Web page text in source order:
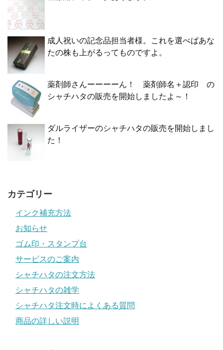
成人祝いの記念品担当者様。これを選べばあな
たの株も上がるってものですよ。
薬剤師さんーーーーん！ 薬剤師名＋認印 の
シャチハタの販売を開始しましたよ～！
ダルライザーのシャチハタの販売を開始しまし
た！
カテゴリー
インク補充方法
お知らせ
ゴム印・スタンプ台
サービスのご案内
シャチハタの注文方法
シャチハタの雑学
シャチハタ注文時によくある質問
商品の詳しい説明